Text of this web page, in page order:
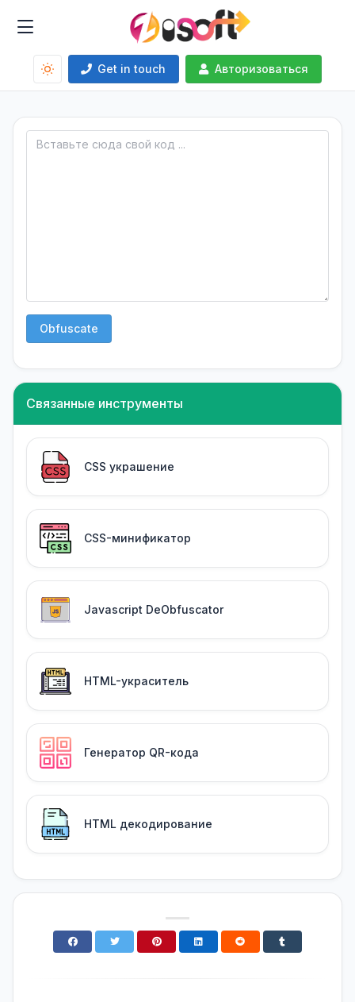
Get in touch Авторизоваться
Obfuscate
Связанные инструменты
CSS украшение
CSS-минификатор
Javascript DeObfuscator
HTML-украситель
Генератор QR-кода
HTML декодирование